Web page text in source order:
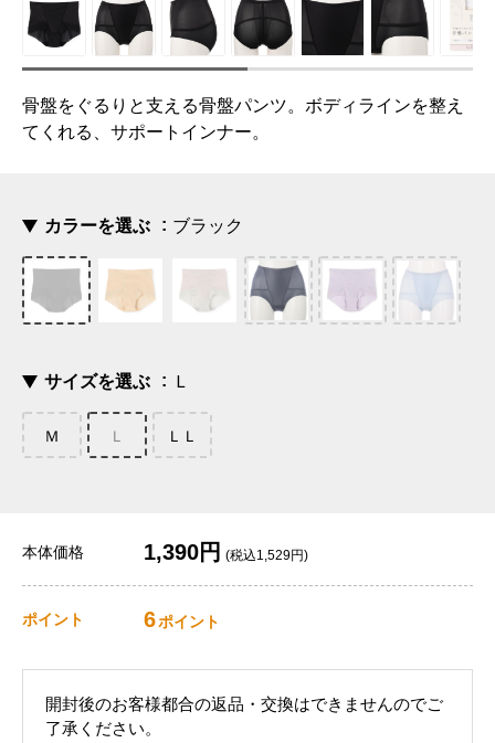
骨盤をぐるりと支える骨盤パンツ。ボディラインを整え
てくれる、サポートインナー。
カラーを選ぶ ブラック
サイズを選ぶ Ｌ
Ｍ Ｌ ＬＬ
本体価格 1,390円 (税込1,529円)
ポイント 6ポイント
開封後のお客様都合の返品・交換はできませんのでご
了承ください。